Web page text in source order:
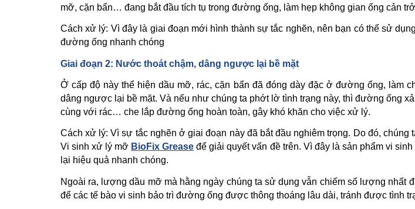
mỡ, cặn bẩn… đang bắt đầu tích tụ trong đường ống, làm hẹp không gian ống cản
Cách xử lý: Vì đây là giai đoạn mới hình thành sự tắc nghẽn, nên bạn có thể sử
đường ống nhanh chóng
Giai đoạn 2: Nước thoát chậm, dâng ngược lại bề mặt
Ở cấp độ này thể hiện dầu mỡ, rác, cặn bẩn đã đóng dày đặc ở đường ống, làm
dâng ngược lại bề mặt. Và nếu như chúng ta phớt lờ tình trạng này, thì đường ống
cùng với rác… che lắp đường ống hoàn toàn, gây khó khăn cho việc xử lý.
Cách xử lý: Vì sự tắc nghẽn ở giai đoạn này đã bắt đầu nghiêm trọng. Do đó,
Vi sinh xử lý mỡ BioFix Grease để giải quyết vấn đề trên. Vì đây là sản phẩm vi
lại hiệu quả nhanh chóng.
Ngoài ra, lượng dầu mỡ mà hằng ngày chúng ta sử dụng vẫn chiếm số lượng nhất
để các tế bào vi sinh bảo trì đường ống được thông thoáng lâu dài, tránh được tình